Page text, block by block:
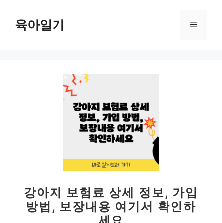
육아일기 메
강아지 보험료 상세 정보, 가입
방법, 보장내용 여기서 확인하